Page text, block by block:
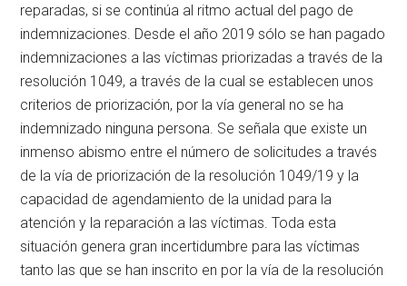
reparadas, si se continúa al ritmo actual del pago de
indemnizaciones. Desde el año 2019 sólo se han pagado
indemnizaciones a las víctimas priorizadas a través de la
resolución 1049, a través de la cual se establecen unos
criterios de priorización, por la vía general no se ha
indemnizado ninguna persona. Se señala que existe un
inmenso abismo entre el número de solicitudes a través
de la vía de priorización de la resolución 1049/19 y la
capacidad de agendamiento de la unidad para la
atención y la reparación a las víctimas. Toda esta
situación genera gran incertidumbre para las víctimas
tanto las que se han inscrito en por la vía de la resolución